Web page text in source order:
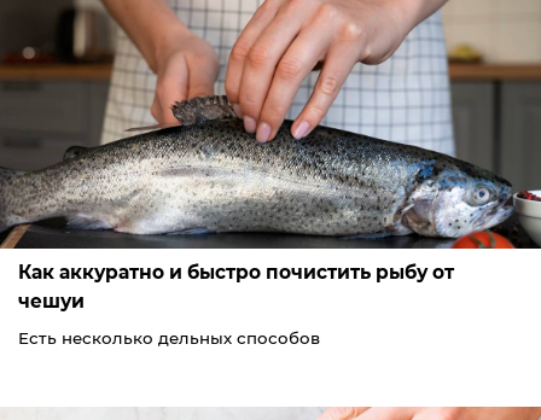
Как аккуратно и быстро почистить рыбу от
чешуи
Есть несколько дельных способов